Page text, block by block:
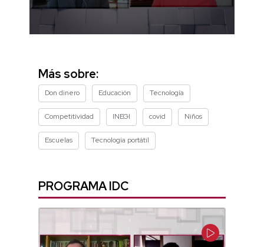
minutes,
43
seconds
Más sobre:
Don dinero Educación Tecnología
Competitividad INEGI covid Niños
Escuelas Tecnología portátil
PROGRAMA IDC